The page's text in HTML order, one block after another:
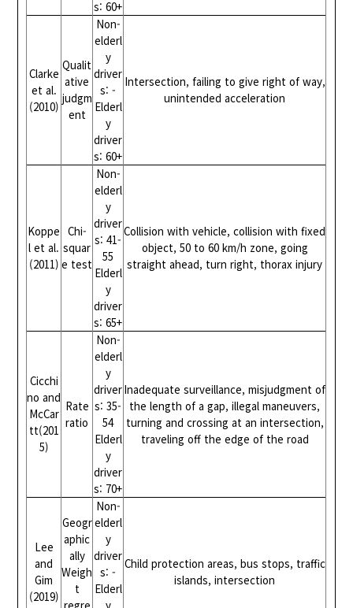
s: 60+
Clarke
et al.
(2010)
Qualit
ative
judgm
ent
Non-
elderl
y
driver
s: -
Elderl
y
driver
s: 60+
Intersection, failing to give right of way,
unintended acceleration
Koppe
l et al.
(2011)
Chi-
squar
e test
Non-
elderl
y
driver
s: 41-
55
Elderl
y
driver
s: 65+
Collision with vehicle, collision with fixed
object, 50 to 60 km/h zone, going
straight ahead, turn right, thorax injury
Cicchi
no and
McCar
tt(201
5)
Rate
ratio
Non-
elderl
y
driver
s: 35-
54
Elderl
y
driver
s: 70+
Inadequate surveillance, misjudgment of
the length of a gap, illegal maneuvers,
turning and crossing at an intersection,
traveling off the edge of the road
Lee
and
Gim
(2019)
Geogr
aphic
ally
Weigh
t
Non-
elderl
y
driver
s: -
Elderl
Child protection areas, bus stops, traffic
islands, intersection